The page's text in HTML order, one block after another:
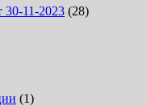
11-2023 (28)
(1)